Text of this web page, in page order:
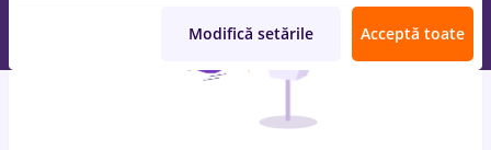
Modifică setările Acceptă toate